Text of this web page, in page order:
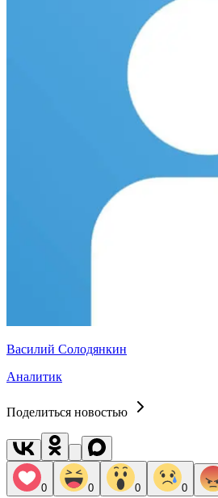
Василий Солодянкин
Аналитик
Поделиться новостью
0 0 0 0